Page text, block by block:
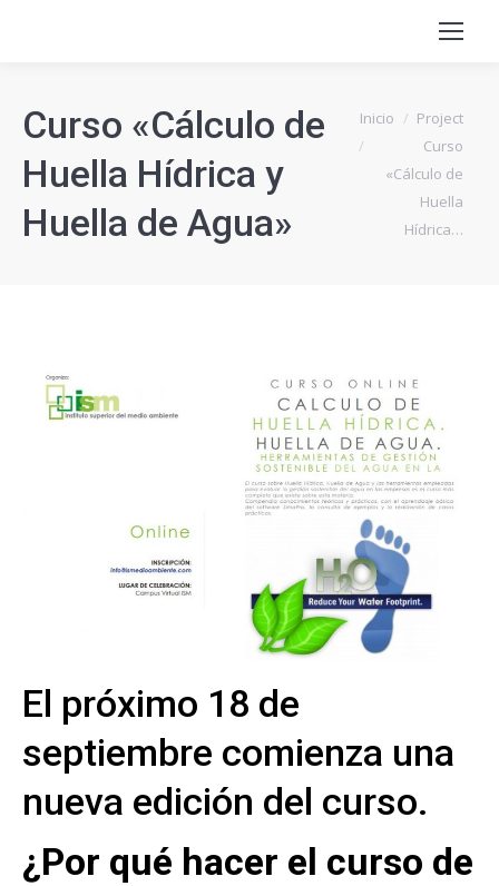
Curso «Cálculo de
Huella Hídrica y
Huella de Agua»
Estás aquí:
Inicio
Project
Curso
«Cálculo de
Huella
Hídrica…
El próximo 18 de
septiembre comienza una
nueva edición del curso.
¿Por qué hacer el curso de